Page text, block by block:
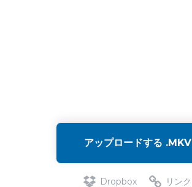
アップロードする .MKV
Dropbox リンク